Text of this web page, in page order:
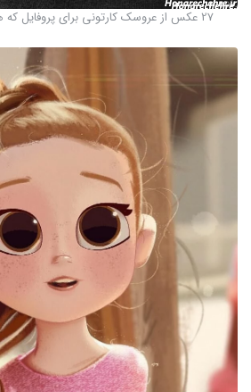
27 عکس از عروسک کارتونی برای پروفایل که هرکسی را جذب می کند